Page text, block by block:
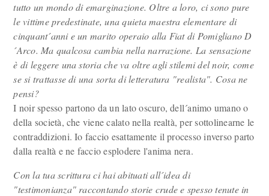
tutto un mondo di emarginazione. Oltre a loro, ci sono pure
le vittime predestinate, una quieta maestra elementare di
cinquant´anni e un marito operaio alla Fiat di Pomigliano D
´Arco. Ma qualcosa cambia nella narrazione. La sensazione
è di leggere una storia che va oltre agli stilemi del noir, come
se si trattasse di una sorta di letteratura "realista". Cosa ne
pensi?
I noir spesso partono da un lato oscuro, dell´animo umano o
della società, che viene calato nella realtà, per sottolinearne le
contraddizioni. Io faccio esattamente il processo inverso parto
dalla realtà e ne faccio esplodere l'anima nera.
Con la tua scrittura ci hai abituati all´idea di
"testimonianza" raccontando storie crude e spesso tenute in